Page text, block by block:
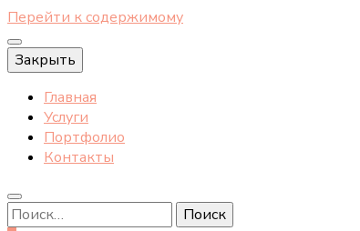
Перейти к содержимому
Закрыть
Главная
Услуги
Портфолио
Контакты
Найти: